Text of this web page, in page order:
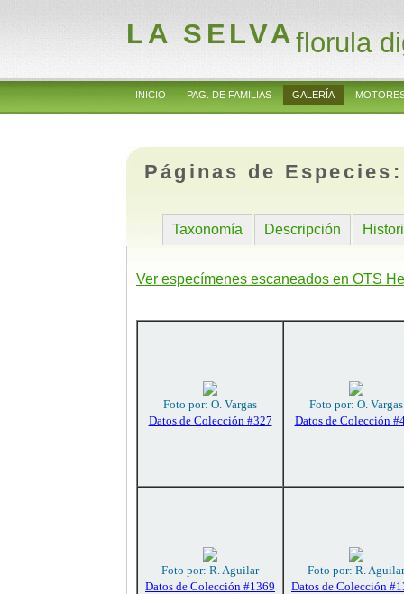
LA SELVAflorula
INICIO PAG. DE FAMILIAS GALERÍA
Páginas de
Taxonomía Descripción
Ver especímenes escaneados en OTS
Foto por: O. Vargas
Datos de Colección #327
Foto por: O. Vargas
Datos de Colección
Foto por: R. Aguilar
Datos de Colección #1369
Foto por: R. Aguilar
Datos de Colección